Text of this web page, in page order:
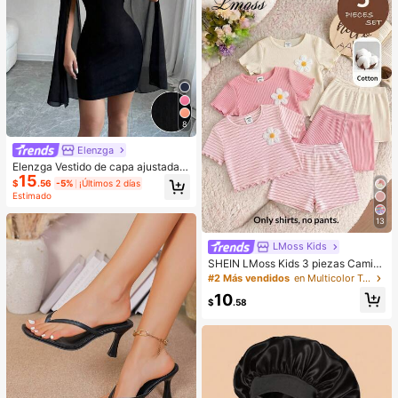
8
Elenzga
Elenzga Vestido de capa ajustada c
on cuello mao de unicolor
$15.56 -5% ¡Últimos 2 días
Estimado
ulados, rizos durante la noche
13
LMoss Kids
SHEIN LMoss Kids 3 piezas Camise
tas de punto casual de cuello redon
stampado floral y de rayas
#2 Más vendidos en Multicolor Tops para niñas
$10.58